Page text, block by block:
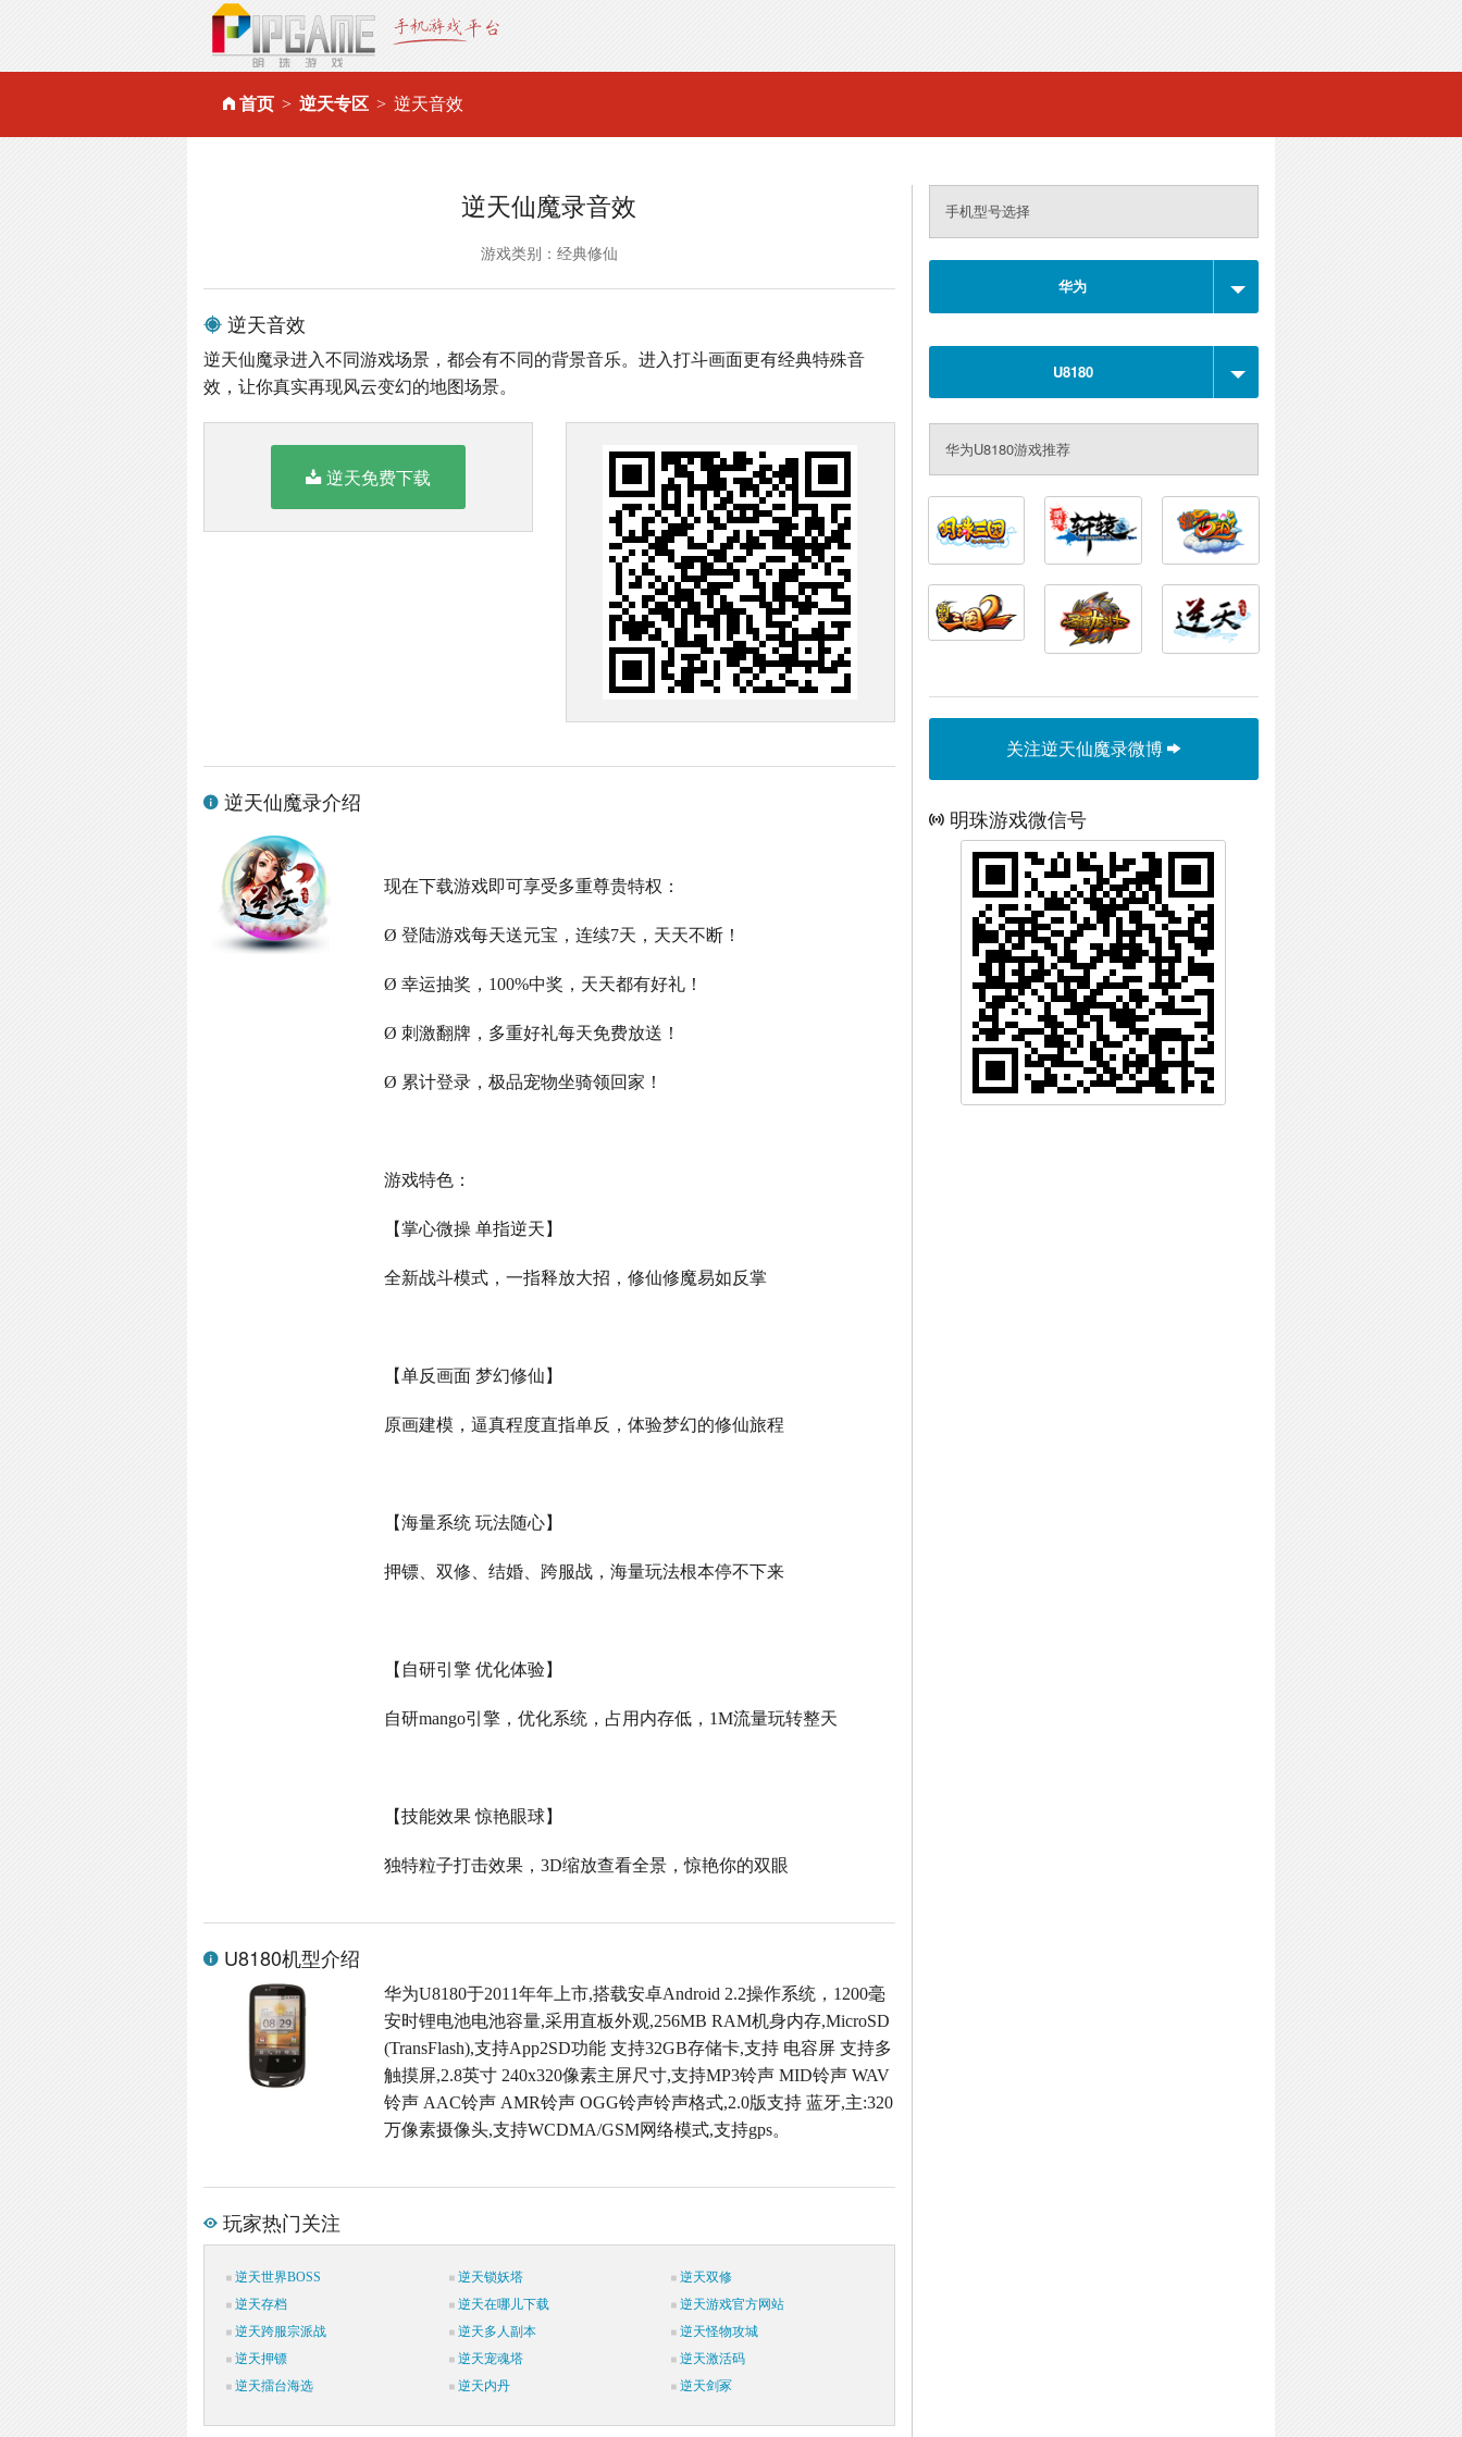
首页 逆天专区 逆天音效
逆天仙魔录音效
游戏类别：经典修仙
逆天音效
逆天仙魔录进入不同游戏场景，都会有不同的背景音乐。进入打斗画面更有经典特殊音
效，让你真实再现风云变幻的地图场景。
逆天免费下载
逆天仙魔录介绍
现在下载游戏即可享受多重尊贵特权：
Ø 登陆游戏每天送元宝，连续7天，天天不断！
Ø 幸运抽奖，100%中奖，天天都有好礼！
Ø 刺激翻牌，多重好礼每天免费放送！
Ø 累计登录，极品宠物坐骑领回家！
游戏特色：
【掌心微操 单指逆天】
全新战斗模式，一指释放大招，修仙修魔易如反掌
【单反画面 梦幻修仙】
原画建模，逼真程度直指单反，体验梦幻的修仙旅程
【海量系统 玩法随心】
押镖、双修、结婚、跨服战，海量玩法根本停不下来
【自研引擎 优化体验】
自研mango引擎，优化系统，占用内存低， 1M流量玩转整天
【技能效果 惊艳眼球】
独特粒子打击效果，3D缩放查看全景，惊艳你的双眼
U8180机型介绍
华为U8180于2011年年上市,搭载安卓Android 2.2操作系统，1200毫
安时锂电池电池容量,采用直板外观,256MB RAM机身内存,MicroSD
(TransFlash),支持App2SD功能 支持32GB存储卡,支持 电容屏 支持多
触摸屏,2.8英寸 240x320像素主屏尺寸,支持MP3铃声 MID铃声 WAV
铃声 AAC铃声 AMR铃声 OGG铃声铃声格式,2.0版支持 蓝牙,主:320
万像素摄像头,支持WCDMA/GSM网络模式,支持gps。
玩家热门关注
逆天世界BOSS 逆天锁妖塔
逆天双修
逆天存档
逆天在哪儿下载
逆天游戏官方网站
逆天跨服宗派战
逆天多人副本
逆天怪物攻城
逆天押镖
逆天宠魂塔
逆天激活码
逆天擂台海选
逆天内丹 逆天剑冢
手机型号选择
华为
U8180
华为U8180游戏推荐
关注逆天仙魔录微博
明珠游戏微信号